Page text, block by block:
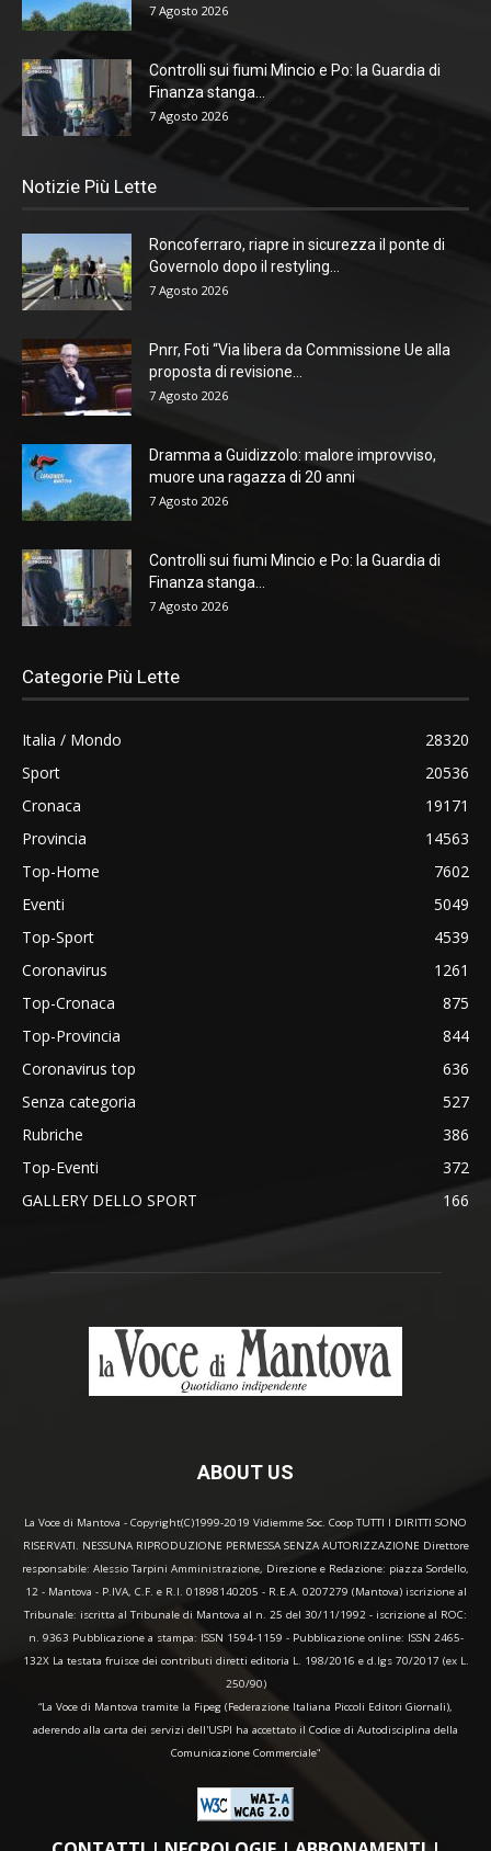
7 Agosto 2026
Controlli sui fiumi Mincio e Po: la Guardia di
Finanza stanga...
7 Agosto 2026
Notizie Più Lette
Roncoferraro, riapre in sicurezza il ponte di
Governolo dopo il restyling...
7 Agosto 2026
Pnrr, Foti “Via libera da Commissione Ue alla
proposta di revisione...
7 Agosto 2026
Dramma a Guidizzolo: malore improvviso,
muore una ragazza di 20 anni
7 Agosto 2026
Controlli sui fiumi Mincio e Po: la Guardia di
Finanza stanga...
7 Agosto 2026
Categorie Più Lette
Italia / Mondo
28320
Sport
20536
Cronaca
19171
Provincia
14563
Top-Home
7602
Eventi
5049
Top-Sport
4539
Coronavirus
1261
Top-Cronaca
875
Top-Provincia
844
Coronavirus top
636
Senza categoria
527
Rubriche
386
Top-Eventi
372
GALLERY DELLO SPORT
166
ABOUT US
La Voce di Mantova - Copyright(C)1999-2019 Vidiemme Soc. Coop TUTTI I DIRITTI SONO
RISERVATI. NESSUNA RIPRODUZIONE PERMESSA SENZA AUTORIZZAZIONE Direttore
responsabile: Alessio Tarpini Amministrazione, Direzione e Redazione: piazza Sordello,
12 - Mantova - P.IVA, C.F. e R.I. 01898140205 - R.E.A. 0207279 (Mantova) iscrizione al
Tribunale: iscritta al Tribunale di Mantova al n. 25 del 30/11/1992 - iscrizione al ROC:
n. 9363 Pubblicazione a stampa: ISSN 1594-1159 - Pubblicazione online: ISSN 2465-
132X La testata fruisce dei contributi diretti editoria L. 198/2016 e d.lgs 70/2017 (ex L.
250/90)
“La Voce di Mantova tramite la Fipeg (Federazione Italiana Piccoli Editori Giornali),
aderendo alla carta dei servizi dell'USPI ha accettato il Codice di Autodisciplina della
Comunicazione Commerciale"